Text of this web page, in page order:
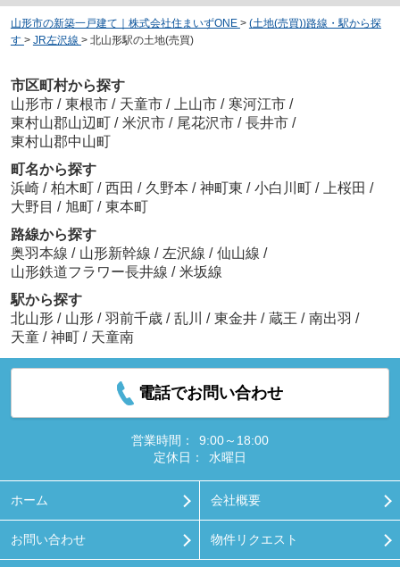
山形市の新築一戸建て｜株式会社住まいずONE > (土地(売買))路線・駅から探
す > JR左沢線 > 北山形駅の土地(売買)
市区町村から探す
山形市 / 東根市 / 天童市 / 上山市 / 寒河江市 /
東村山郡山辺町 / 米沢市 / 尾花沢市 / 長井市 /
東村山郡中山町
町名から探す
浜崎 / 柏木町 / 西田 / 久野本 / 神町東 / 小白川町 / 上桜田 /
大野目 / 旭町 / 東本町
路線から探す
奥羽本線 / 山形新幹線 / 左沢線 / 仙山線 /
山形鉄道フラワー長井線 / 米坂線
駅から探す
北山形 / 山形 / 羽前千歳 / 乱川 / 東金井 / 蔵王 / 南出羽 /
天童 / 神町 / 天童南
電話でお問い合わせ
営業時間：
9:00～18:00
定休日：
水曜日
ホーム 会社概要
お問い合わせ 物件リクエスト